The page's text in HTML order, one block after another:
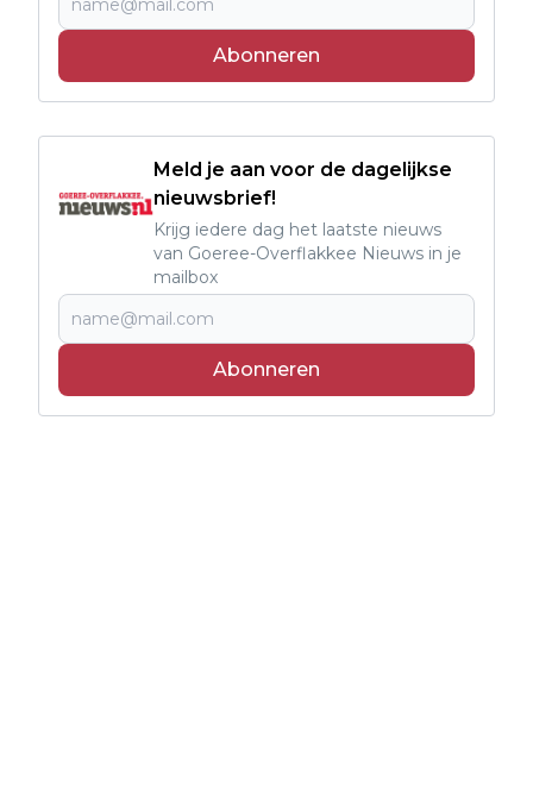
Abonneren
Meld je aan voor de dagelijkse
nieuwsbrief!
Krijg iedere dag het laatste nieuws
van Goeree-Overflakkee Nieuws in je
mailbox
Abonneren